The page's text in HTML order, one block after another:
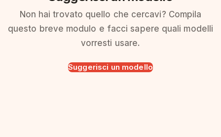
Non hai trovato quello che cercavi? Compila
questo breve modulo e facci sapere quali modelli
vorresti usare.
Suggerisci un modello